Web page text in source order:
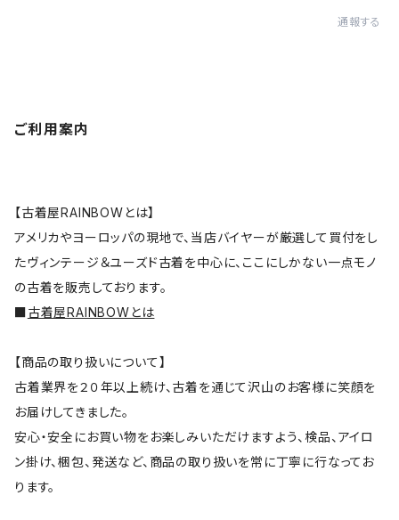
通報する
ご利用案内
【古着屋RAINBOWとは】
アメリカやヨーロッパの現地で、当店バイヤーが厳選して買付をし
たヴィンテージ＆ユーズド古着を中心に、ここにしかない一点モノ
の古着を販売しております。
■古着屋RAINBOWとは
【商品の取り扱いについて】
古着業界を２０年以上続け、古着を通じて沢山のお客様に笑顔を
お届けしてきました。
安心・安全にお買い物をお楽しみいただけますよう、検品、アイロ
ン掛け、梱包、発送など、商品の取り扱いを常に丁寧に行なってお
ります。